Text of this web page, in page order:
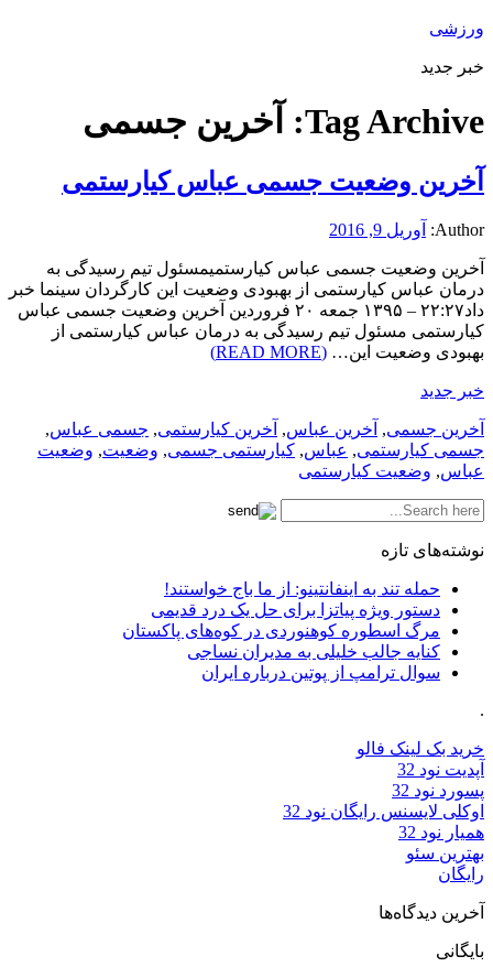
ورزشی
خبر جدید
Tag Archive: آخرین جسمی
آخرین وضعیت جسمی عباس کیارستمی
Author: آوریل 9, 2016
آخرین وضعیت جسمی عباس کیارستمیمسئول تیم رسیدگی به
درمان عباس کیارستمی از بهبودی وضعیت این کارگردان سینما خبر
داد۲۲:۲۷ – ۱۳۹۵ جمعه ۲۰ فروردین آخرین وضعیت جسمی عباس
کیارستمی مسئول تیم رسیدگی به درمان عباس کیارستمی از
بهبودی وضعیت این… (READ MORE)
خبر جدید
آخرین جسمی, آخرین عباس, آخرین کیارستمی, جسمی عباس,
جسمی کیارستمی, عباس, کیارستمی جسمی, وضعیت, وضعیت
عباس, وضعیت کیارستمی
نوشته‌های تازه
حمله تند به اینفانتینو: از ما باج خواستند!
دستور ویژه پیاتزا برای حل یک درد قدیمی
مرگ اسطوره کوهنوردی در کوه‌های پاکستان
کنایه جالب خلیلی به مدیران نساجی
سوال ترامپ از پوتین درباره ایران
.
خرید بک لینک فالو
آپدیت نود 32
پسورد نود 32
اوکلی لایسنس رایگان نود 32
همیار نود 32
بهترین سئو
رایگان
آخرین دیدگاه‌ها
بایگانی